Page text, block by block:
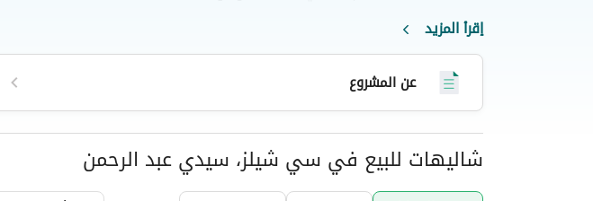
الصغيرة إلى الفلل المستقلة، مما يجعله وجهة مثالية للاستجمام والاستثمار العقاري
في الساحل الشمالي.
إقرأ المزيد
عن المشروع
عقارات
شاليهات للبيع في سي شيلز، سيدي عبد الرحمن